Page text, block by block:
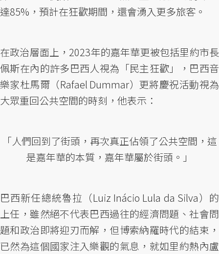
達85%，預計在狂歡期間，還會湧入更多旅客。
在政治層面上，2023年的嘉年華更被包括里約市長
佩斯在內的許多巴西人視為「民主狂歡」，巴西音
樂家杜馬爾（Rafael Dummar）更將慶祝活動視為
大眾重回公共空間的時刻，他表示：
「人們回到了街頭，再次真正佔領了公共空間，這
是嘉年華的本質，嘉年華屬於街頭。」
巴西新任總統魯拉（Luiz Inácio Lula da Silva）的
上任，雖然絕不代表巴西過往的經濟問題、社會問
題和政治即將迎刃而解，但博索納羅時代的結束，
已然為這個國家注入樂觀的氣息，就如里約熱內盧